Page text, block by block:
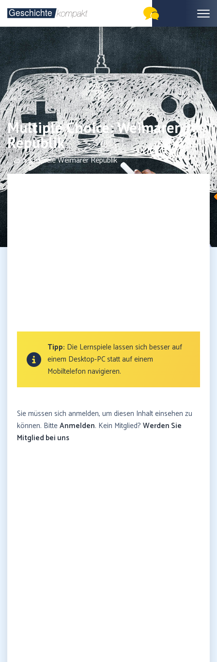
Multiple Choice: Weimarer
Republik
Lernspiele Weimarer Republik
Tipp: Die Lernspiele lassen sich besser auf
einem Desktop-PC statt auf einem
Mobiltelefon navigieren.
Sie müssen sich anmelden, um diesen Inhalt einsehen zu
können. BitteAnmelden. Kein Mitglied? Werden Sie
Mitglied bei uns